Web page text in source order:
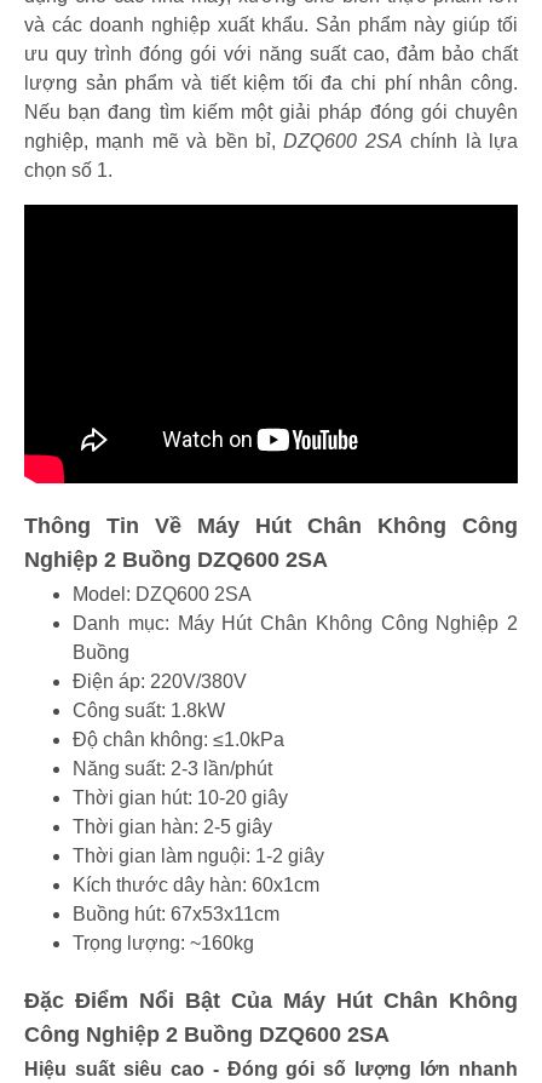
và các doanh nghiệp xuất khẩu. Sản phẩm này giúp tối
ưu quy trình đóng gói với năng suất cao, đảm bảo chất
lượng sản phẩm và tiết kiệm tối đa chi phí nhân công.
Nếu bạn đang tìm kiếm một giải pháp đóng gói chuyên
nghiệp, mạnh mẽ và bền bỉ,DZQ600 2SA chính là lựa
chọn số 1.
Thông Tin Về Máy Hút Chân Không Công
Nghiệp 2 Buồng DZQ600 2SA
Model: DZQ600 2SA
Danh mục: Máy Hút Chân Không Công Nghiệp 2
Buồng
Điện áp: 220V/380V
Công suất: 1.8kW
Độ chân không: ≤1.0kPa
Năng suất: 2-3 lần/phút
Thời gian hút: 10-20 giây
Thời gian hàn: 2-5 giây
Thời gian làm nguội: 1-2 giây
Kích thước dây hàn: 60x1cm
Buồng hút: 67x53x11cm
Trọng lượng: ~160kg
Đặc Điểm Nổi Bật Của Máy Hút Chân Không
Công Nghiệp 2 Buồng DZQ600 2SA
Hiệu suất siêu cao - Đóng gói số lượng lớn nhanh